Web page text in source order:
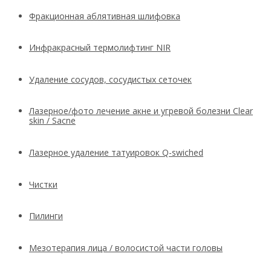
Фракционная аблятивная шлифовка
Инфракрасный термолифтинг NIR
Удаление сосудов, сосудистых сеточек
Лазерное/фото лечение акне и угревой болезни Clear
skin / Sacne
Лазерное удаление татуировок Q-swiched
Чистки
Пилинги
Мезотерапия лица / волосистой части головы